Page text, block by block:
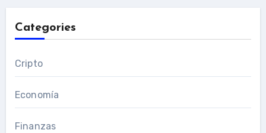
Categories
Cripto
Economía
Finanzas